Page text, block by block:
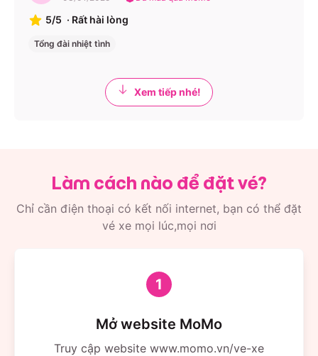
5/5 · Rất hài lòng
Tổng đài nhiệt tình
Xem tiếp nhé!
Làm cách nào để đặt vé?
Chỉ cần điện thoại có kết nối internet, bạn có thể đặt
vé xe mọi lúc,mọi nơi
1
Mở website MoMo
Truy cập website www.momo.vn/ve-xe